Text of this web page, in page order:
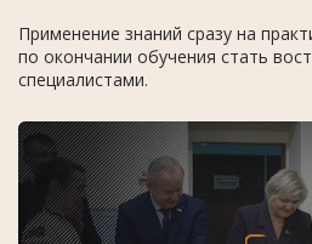
Применение знаний сразу на
по окончании обучения стать
специалистами.